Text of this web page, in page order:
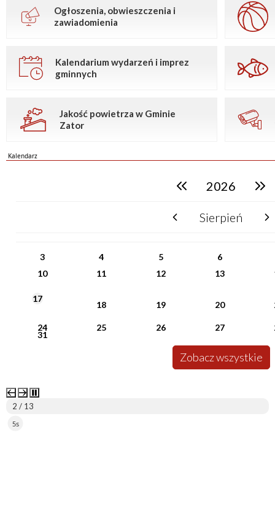
Ogłoszenia, obwieszczenia i
zawiadomienia
Kalendarium wydarzeń i imprez
gminnych
Jakość powietrza w Gminie
Zator
Kalendarz
poprzedni rok2026
poprzedni miesiącSierpień
3 4 5
6
10
11 12 13
17
18 19 20
24 25 26 27
31
Zobacz wszystkie
2 / 13
5s